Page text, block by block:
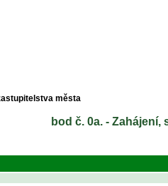
města
bod č. 0a. -